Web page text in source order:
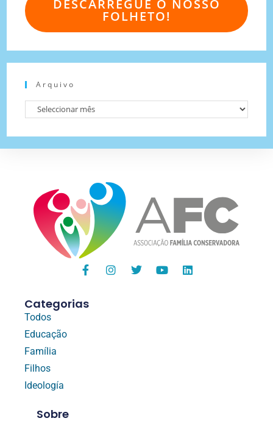
DESCARREGUE O NOSSO
FOLHETO!
Arquivo
Categorias
Todos
Educação
Família
Filhos
Ideología
Sobre